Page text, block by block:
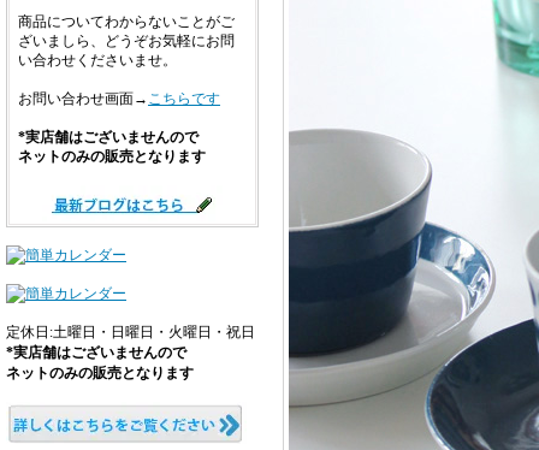
商品についてわからないことがご
ざいましら、どうぞお気軽にお問
い合わせくださいませ。
お問い合わせ画面→ こちらです
*実店舗はございませんので
ネットのみの販売となります
定休日:土曜日・日曜日・火曜日・祝日
*実店舗はございませんので
ネットのみの販売となります